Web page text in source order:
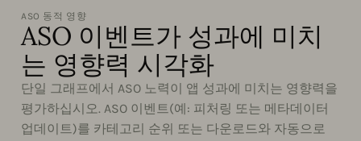
ASO 동적 영향
ASO 이벤트가 성과에 미치
는 영향력 시각화
단일 그래프에서 ASO 노력이 앱 성과에 미치는 영향력을
평가하십시오. ASO 이벤트(예: 피처링 또는 메타데이터
업데이트)를 카테고리 순위 또는 다운로드와 자동으로